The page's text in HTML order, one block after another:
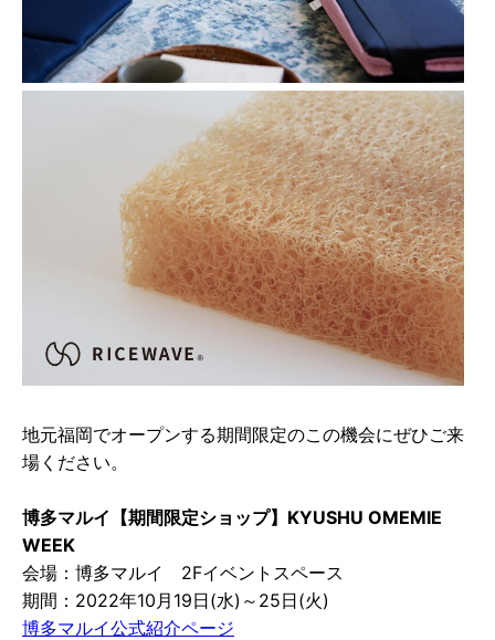
地元福岡でオープンする期間限定のこの機会にぜひご来
場ください。
博多マルイ【期間限定ショップ】KYUSHU OMEMIE
WEEK
会場：博多マルイ 2Fイベントスペース
期間：2022年10月19日(水)～25日(火)
博多マルイ公式紹介ページ